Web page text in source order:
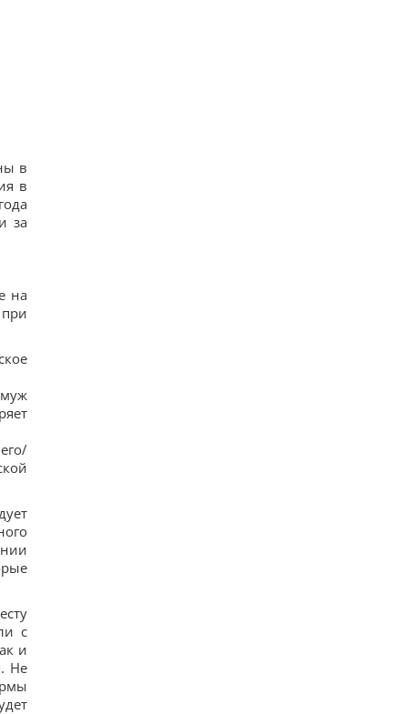
в
в
за
на
с
и
Не